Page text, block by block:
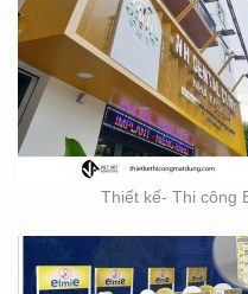
Thiết kế- Thi công
THIẾT KẾ SẢN XUẤT
TRƯNG BÀY ĐẠI LÝ
TP. HỒ CHÍ MINH